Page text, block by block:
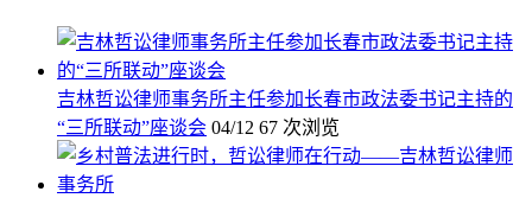
吉林哲讼律师事务所主任参加长春市政法委书记主持的
“三所联动”座谈会 04/12 67 次浏览